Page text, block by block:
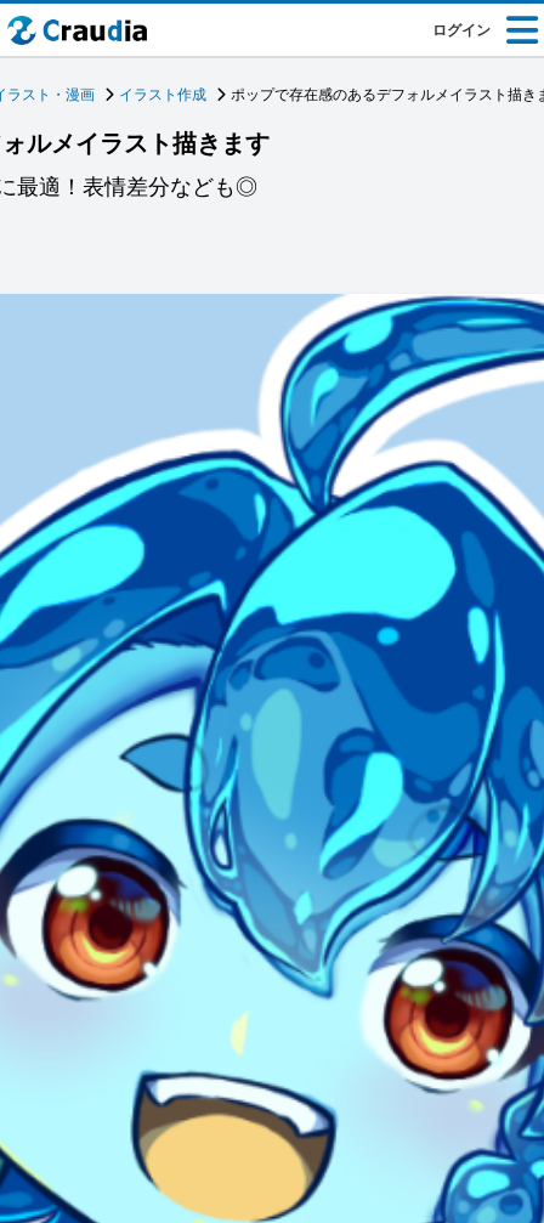
ログイン
ラスト・漫画 イラスト作成 ポップで存在感のあるデフォルメイラスト描き
ルメイラスト描きます
最適！表情差分なども◎